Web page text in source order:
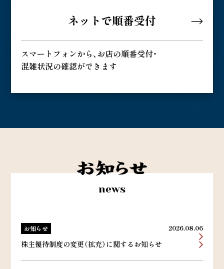
ネットで順番受付
スマートフォンから、お店の順番受付・
混雑状況の確認ができます
news
2026.08.06
お知らせ
株主優待制度の変更（拡充）に関するお知らせ